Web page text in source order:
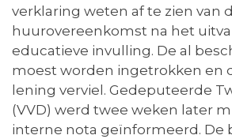
verklaring weten af te zien van
huurovereenkomst na het
educatieve invulling. De al
moest worden ingetrokken en
lening verviel. Gedeputeerde
(VVD) werd twee weken later
interne nota geïnformeerd. De